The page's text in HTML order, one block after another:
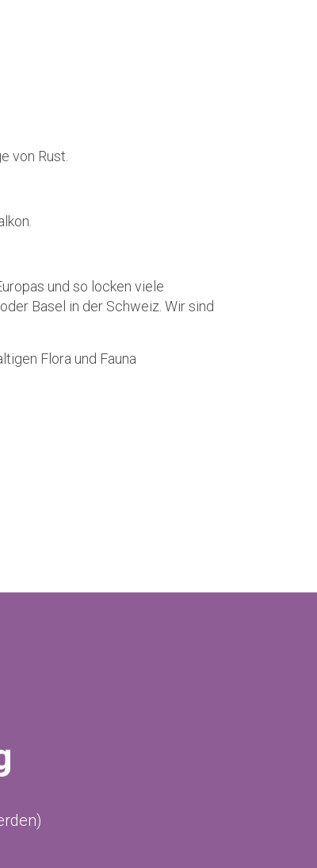
von Rust.
und so locken viele
Basel in der Schweiz. Wir sind
Flora und Fauna